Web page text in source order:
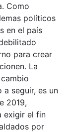
Como
políticos
en el país
para crear
La
seguir, es un
2019,
exigir el fin
por